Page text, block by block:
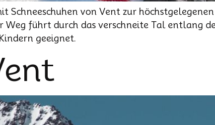
Schneeschuhen von Vent zur
Weg führt durch das verschneite Tal entlang
geeignet.